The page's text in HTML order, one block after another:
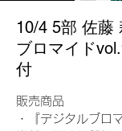
10/4 5部 佐藤
ブロマイド
付
販売商品
・『デジタルブロ